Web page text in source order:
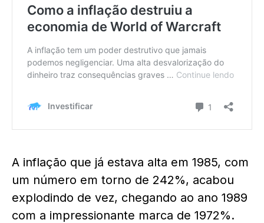
A inflação que já estava alta em 1985, com
um número em torno de 242%, acabou
explodindo de vez, chegando ao ano 1989
com a impressionante marca de 1972%.